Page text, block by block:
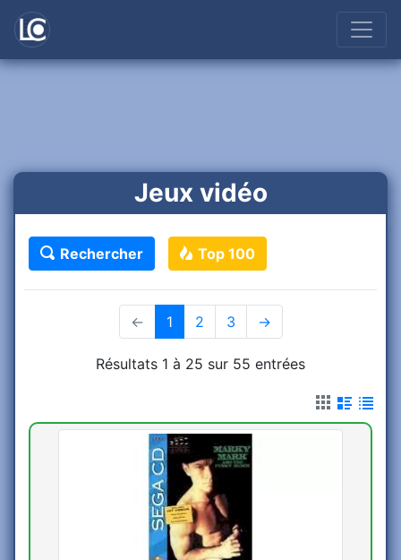
Jeux vidéo
Rechercher Top 100
← 1 (current)
2 3 →
Résultats 1 à 25 sur 55 entrées